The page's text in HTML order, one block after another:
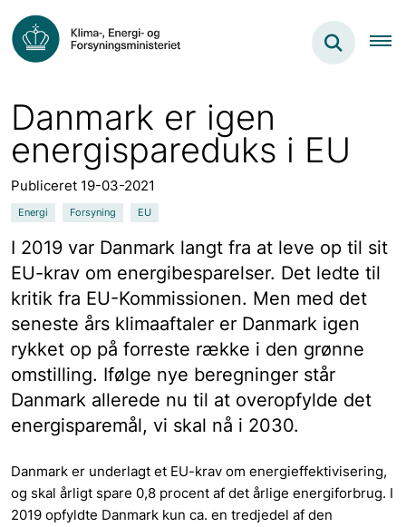
Danmark er igen
energispareduks i EU
Publiceret 19-03-2021
Energi Forsyning EU
I 2019 var Danmark langt fra at leve op til sit
EU-krav om energibesparelser. Det ledte til
kritik fra EU-Kommissionen. Men med det
seneste års klimaaftaler er Danmark igen
rykket op på forreste række i den grønne
omstilling. Ifølge nye beregninger står
Danmark allerede nu til at overopfylde det
energisparemål, vi skal nå i 2030.
Danmark er underlagt et EU-krav om energieffektivisering,
og skal årligt spare 0,8 procent af det årlige energiforbrug. I
2019 opfyldte Danmark kun ca. en tredjedel af den